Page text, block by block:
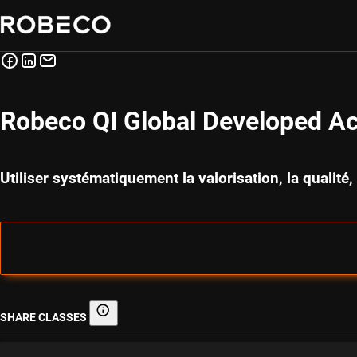
Robeco QI Global Developed
Utiliser systématiquement la valorisation, la
SHARE CLASSES Share classes